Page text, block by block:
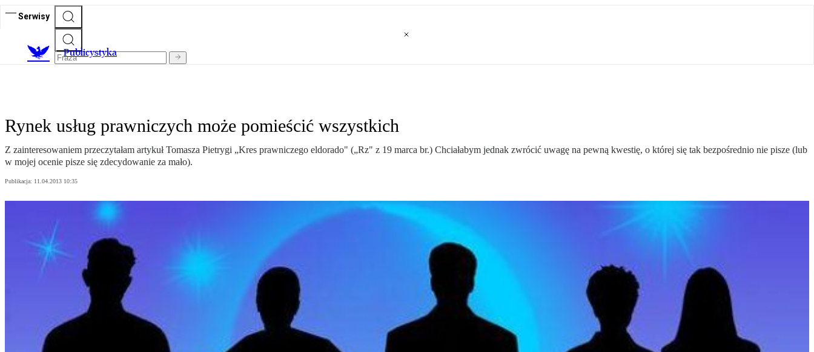
Serwisy
Publicystyka
Rynek usług prawniczych może pomieścić wszystkich
Z zainteresowaniem przeczytałam artykuł Tomasza Pietrygi „Kres prawniczego eldorado" („Rz" z 19 marca br.) Chciałabym jednak zwrócić uwagę na pewną kwestię, o której się tak bezpośrednio nie pisze (lub
w mojej ocenie pisze się zdecydowanie za mało).
Publikacja: 11.04.2013 10:35